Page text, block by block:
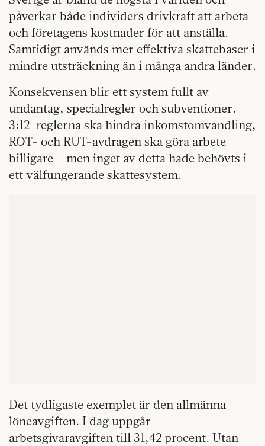
påverkar både individers drivkraft att arbeta
och företagens kostnader för att anställa.
Samtidigt används mer effektiva skattebaser i
mindre utsträckning än i många andra länder.
Konsekvensen blir ett system fullt av
undantag, specialregler och subventioner.
3:12-reglerna ska hindra inkomstomvandling,
ROT- och RUT-avdragen ska göra arbete
billigare – men inget av detta hade behövts i
ett välfungerande skattesystem.
Det tydligaste exemplet är den allmänna
löneavgiften. I dag uppgår
arbetsgivaravgiften till 31,42 procent. Utan